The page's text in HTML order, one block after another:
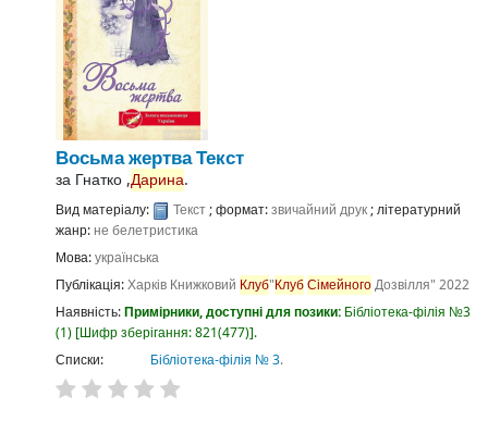
Восьма жертваТекст
за Гнатко ,Дарина.
Вид матеріалу: Текст; формат:звичайний друк; літературний
жанр:не белетристика
Мова:українська
Публікація:Харків Книжковий Клуб"КлубСімейногоДозвілля" 2022
Наявність:Примірники, доступні для позики: Бібліотека-філія №3
(1) Шифр зберігання:821(477) .
Списки:
Бібліотека-філія № 3.